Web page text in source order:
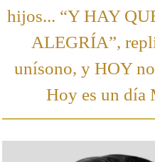
hijos... “Y HAY
ALEGRÍA”,
unísono, y HOY
Hoy es un día